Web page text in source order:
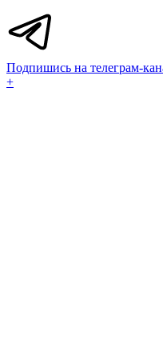
Подпишись на телеграм-
+